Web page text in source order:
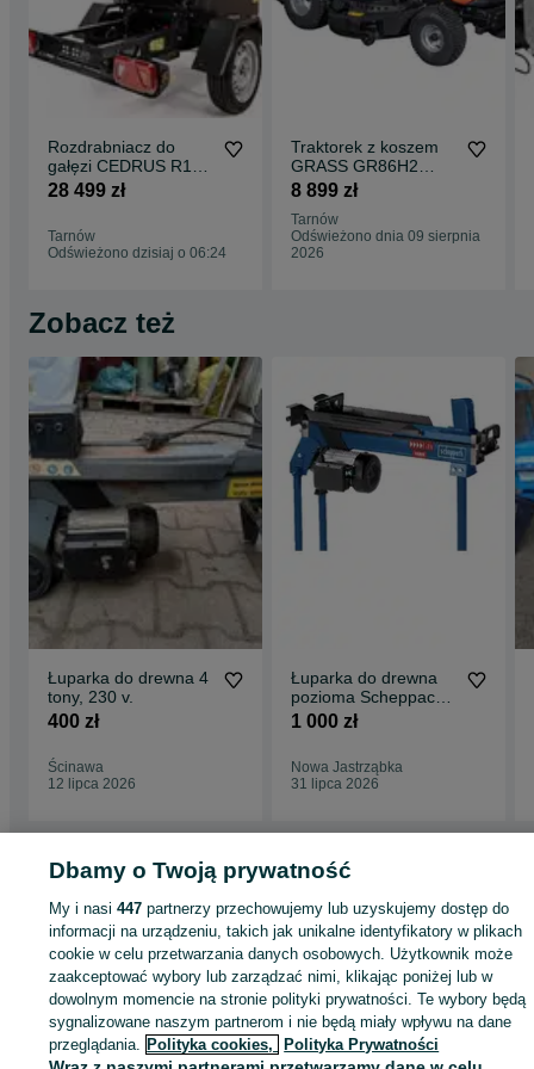
Rozdrabniacz do
gałęzi CEDRUS R13
przyczepka lekka A/A
z homologacją
28 499 zł
Tarnów
Odświeżono dzisiaj o 06:24
Traktorek z koszem
GRASS GR86H2
Loncin 452cm3 86cm
hydro
8 899 zł
Tarnów
Odświeżono dnia 09 sierpnia
2026
Zobacz też
Łuparka do drewna 4
tony, 230 v.
400 zł
Ścinawa
12 lipca 2026
Łuparka do drewna
pozioma Scheppach
HL520
1 000 zł
Nowa Jastrząbka
31 lipca 2026
Pozostałe - Małopolskie
Pozostałe - Tarnów
KATEGORIA
ID:783949582 Wyświetlenia:
Dbamy o Twoją prywatność
My i nasi447 partnerzy przechowujemy lub uzyskujemy dostęp do
informacji na urządzeniu, takich jak unikalne identyfikatory w plikach
cookie w celu przetwarzania danych osobowych. Użytkownik może
zaakceptować wybory lub zarządzać nimi, klikając poniżej lub w
dowolnym momencie na stronie polityki prywatności. Te wybory będą
sygnalizowane naszym partnerom i nie będą miały wpływu na dane
przeglądania. Polityka cookies, Polityka Prywatności